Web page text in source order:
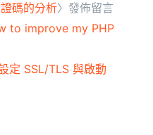
碼的分析〉發佈留言
to improve my PHP
定 SSL/TLS 與啟動